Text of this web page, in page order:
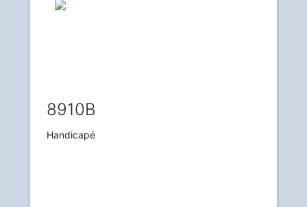
8910B
Handicapé